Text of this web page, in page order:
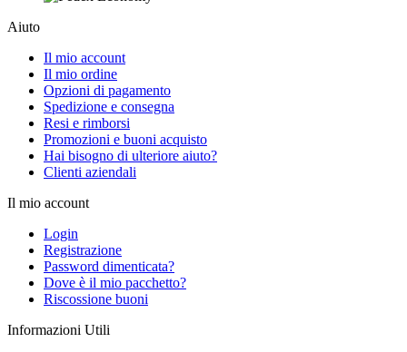
Aiuto
Il mio account
Il mio ordine
Opzioni di pagamento
Spedizione e consegna
Resi e rimborsi
Promozioni e buoni acquisto
Hai bisogno di ulteriore aiuto?
Clienti aziendali
Il mio account
Login
Registrazione
Password dimenticata?
Dove è il mio pacchetto?
Riscossione buoni
Informazioni Utili